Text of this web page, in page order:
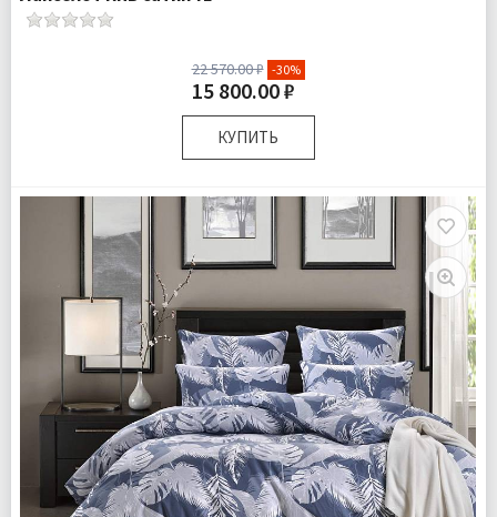
22 570.00 ₽ -30%
15 800.00 ₽
КУПИТЬ
Комплектация:
Пододеяльники 2 шт Простыня 1 шт
Наволочки 4 шт
Сатин
Доставка:
Бесплатно